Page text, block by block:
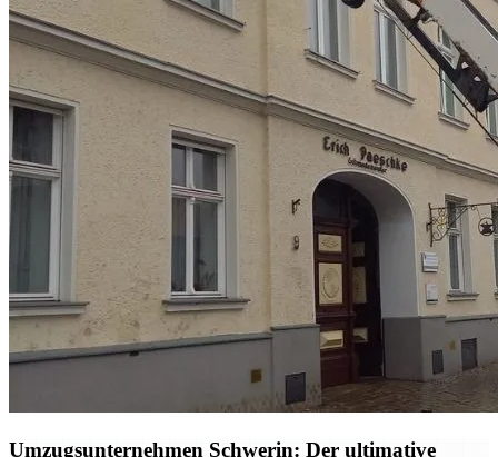
Umzugsunternehmen Schwerin: Der ultimative